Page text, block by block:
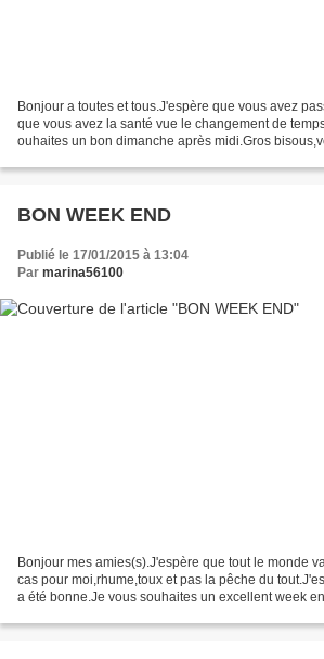
Bonjour a toutes et tous.J'espère que vous avez
que vous avez la santé vue le changement de
ouhaites un bon dimanche après midi.Gros
BON WEEK END
Publié le 17/01/2015 à 13:04
Par marina56100
Bonjour mes amies(s).J'espère que tout le monde
cas pour moi,rhume,toux et pas la pêche du
a été bonne.Je vous souhaites un excellent week